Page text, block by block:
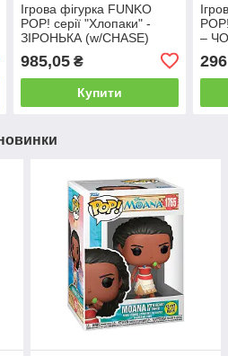
Ігрова фігурка FUNKO
POP! серії "Хлопаки" -
ЗІРОНЬКА (w/CHASE)
985,05₴
Купити
–